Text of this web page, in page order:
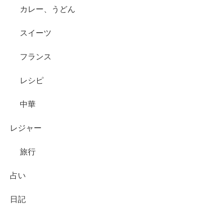
カレー、うどん
スイーツ
フランス
レシピ
中華
レジャー
旅行
占い
日記